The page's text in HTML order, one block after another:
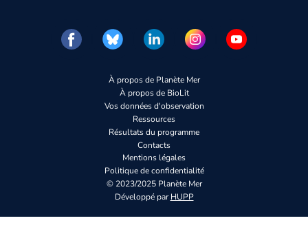
À propos de Planète Mer
À propos de BioLit
Vos données d'observation
Ressources
Résultats du programme
Contacts
Mentions légales
Politique de confidentialité
© 2023/2025 Planète Mer
Développé parHUPP